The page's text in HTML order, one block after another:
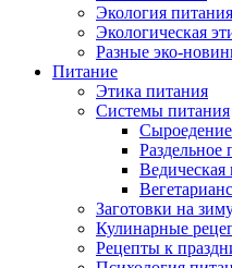
Экология питания
Экологическая
Разные эко-
Питание
Этика питания
Системы питания
Сыроедение
Раздельное
Ведическая
Заготовки на
Кулинарные
Рецепты к